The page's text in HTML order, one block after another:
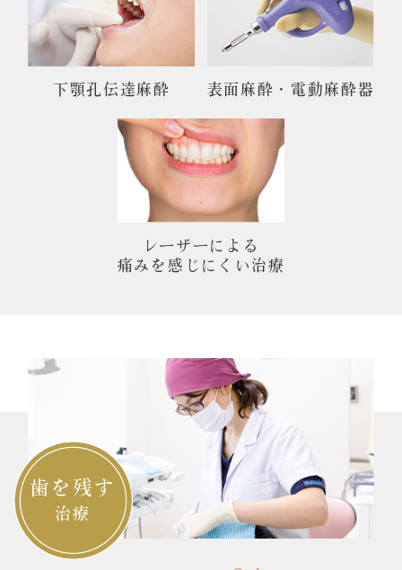
下顎孔伝達麻酔 表面麻酔・電動麻酔器
レーザーによる
痛みを感じにくい治療
歯を残す
治療